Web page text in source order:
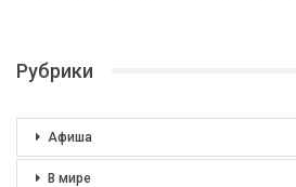
Рубрики
Афиша
В мире